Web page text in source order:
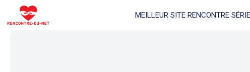
au
MEILLEUR SITE RENCONTRE